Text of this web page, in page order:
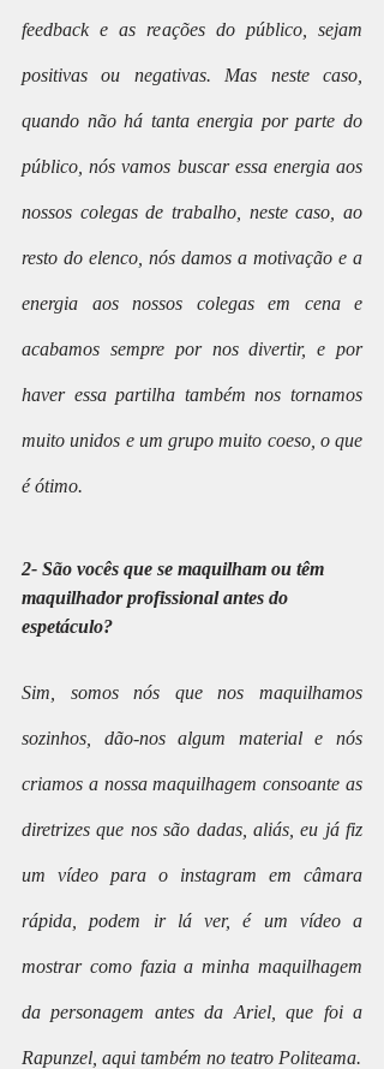
feedback e as reações do público, sejam
positivas ou negativas. Mas neste caso,
quando não há tanta energia por parte do
público, nós vamos buscar essa energia aos
nossos colegas de trabalho, neste caso, ao
resto do elenco, nós damos a motivação e a
energia aos nossos colegas em cena e
acabamos sempre por nos divertir, e por
haver essa partilha também nos tornamos
muito unidos e um grupo muito coeso, o que
é ótimo.
2- São vocês que se maquilham ou têm
maquilhador profissional antes do
espetáculo?
Sim, somos nós que nos maquilhamos
sozinhos, dão-nos algum material e nós
criamos a nossa maquilhagem consoante as
diretrizes que nos são dadas, aliás, eu já fiz
um vídeo para o instagram em câmara
rápida, podem ir lá ver, é um vídeo a
mostrar como fazia a minha maquilhagem
da personagem antes da Ariel, que foi a
Rapunzel, aqui também no teatro Politeama.